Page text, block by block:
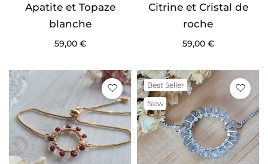
Apatite et Topaze
blanche
59,00 €
Citrine et Cristal de
roche
59,00 €
Best Seller
New